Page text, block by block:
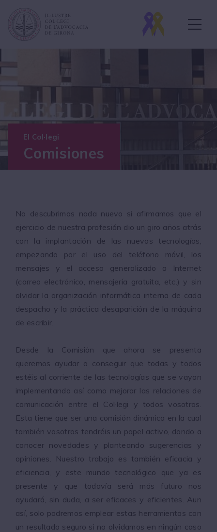
El Col·legi
Comisiones
No descubrimos nada nuevo si afirmamos que el
ejercicio de nuestra profesión dio un giro años atrás
con la implantación de las nuevas tecnologías,
empezando por el uso del teléfono móvil, los
mensajes y el acceso generalizado a Internet
(correo electrónico, mensajería gratuita, etc.) y sin
olvidar la organización informática interna de cada
despacho y la práctica desaparición de la máquina
de escribir.
Desde la Comisión que ahora se presenta
queremos ayudar a conseguir que todas y todos
estéis al corriente de las tecnologías que se vayan
implementando así como mejorar las relaciones de
comunicación entre el Col·legi y todos vosotros.
Esta tiene que ser una comisión dinámica en la cual
también vosotros tendréis un papel activo, dando a
conocer novedades y planteando sugerencias y
opiniones. Nuestro trabajo es también eficacia y
eficiencia, y este mundo tecnológico que ya es
presente y que todavía será más futuro nos
ayudará, sin duda, a ser eficaces y eficientes. Aun
así, solo podremos emplear estas herramientas con
un resultado seguro si no olvidamos en ningún caso